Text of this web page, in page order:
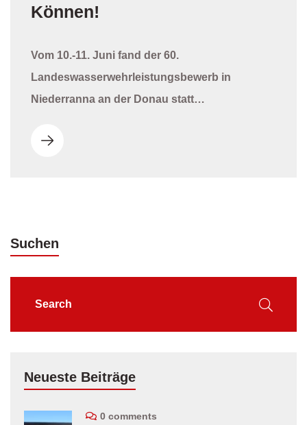
Können!
Vom 10.-11. Juni fand der 60.
Landeswasserwehrleistungsbewerb in
Niederranna an der Donau statt…
Suchen
Neueste Beiträge
0 comments